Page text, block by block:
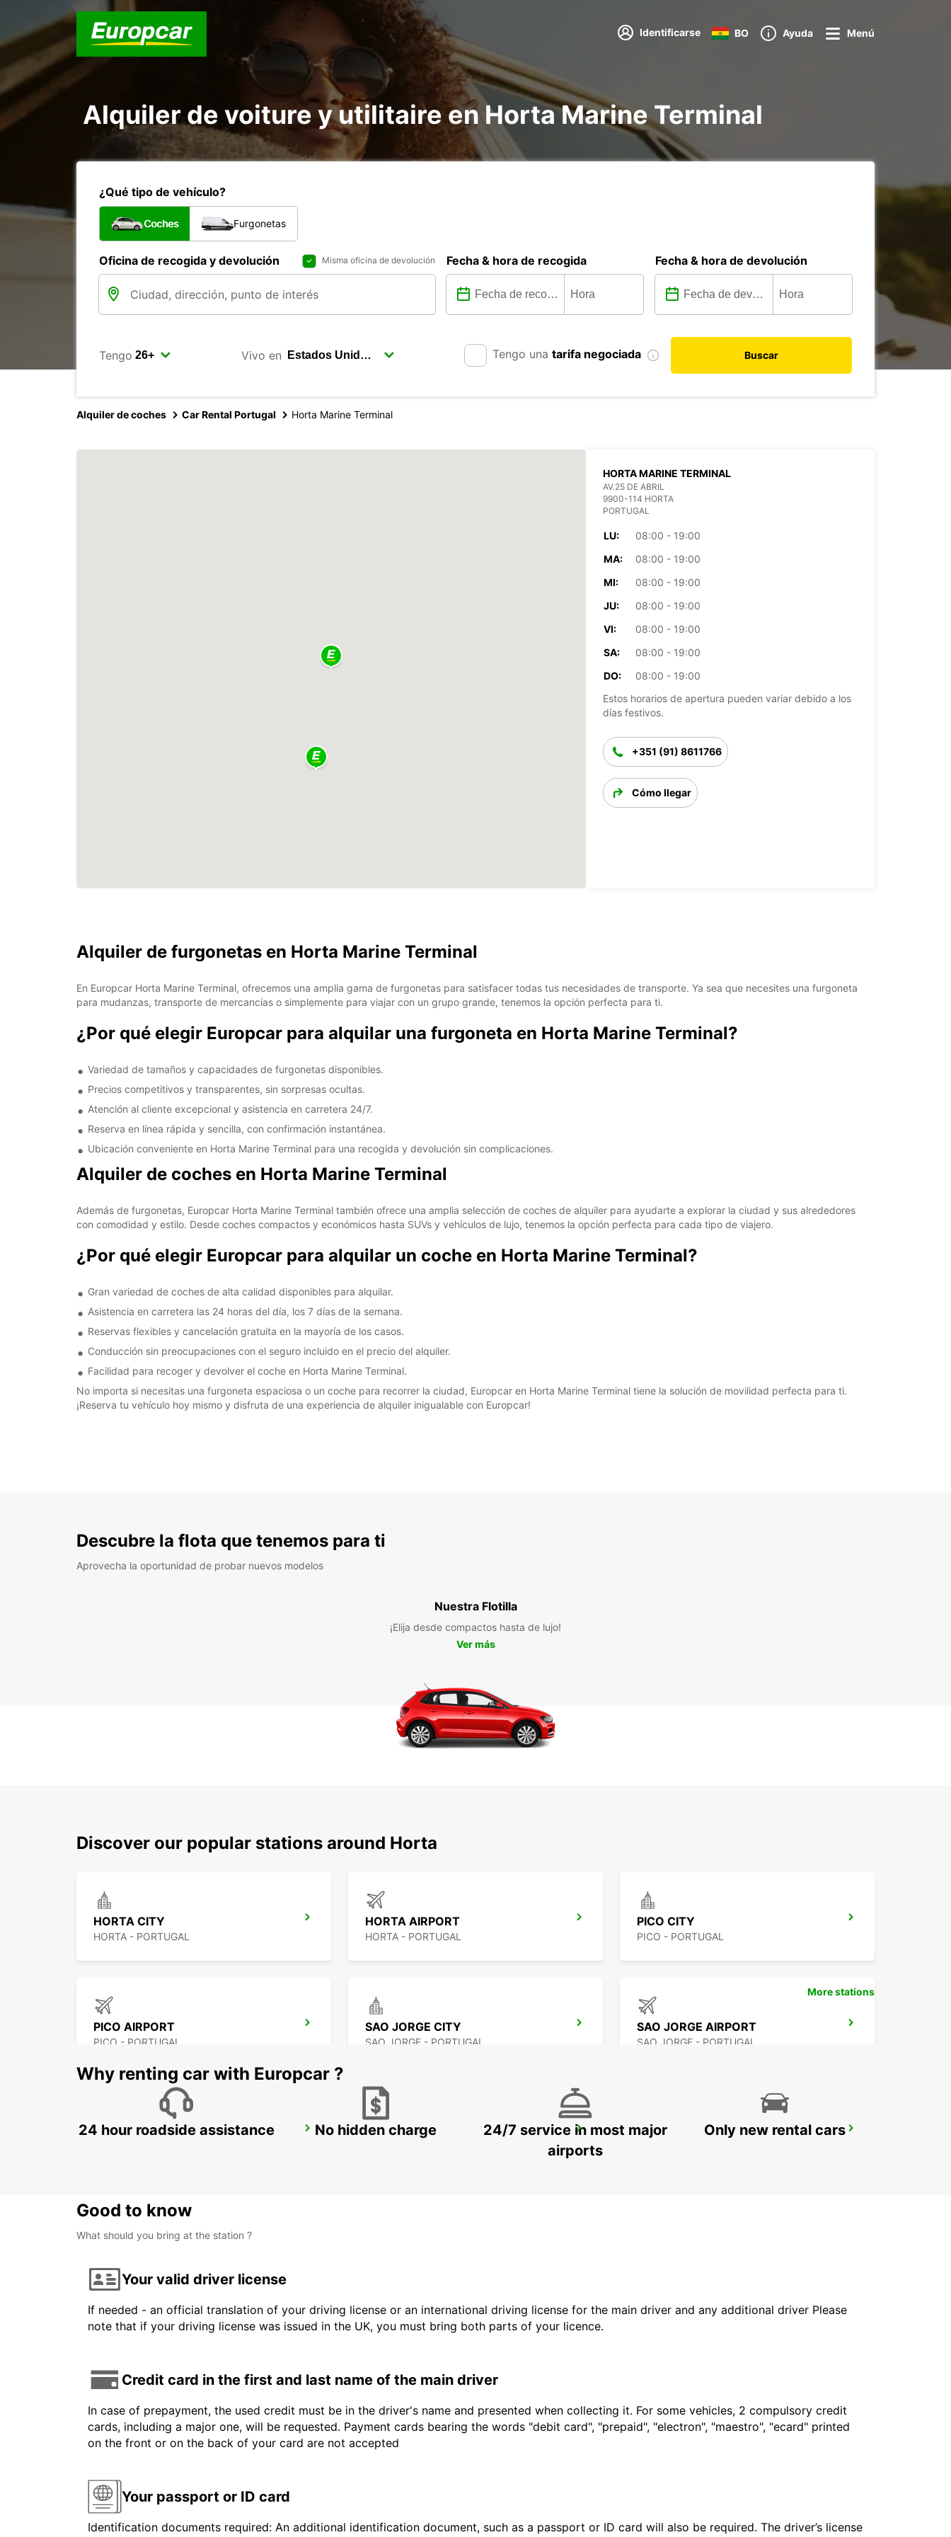
Identificarse BO Ayuda Menú
Alquiler de voiture y utilitaire en Horta Marine Terminal
¿Qué tipo de vehículo?
Coches Furgonetas
Oficina de recogida y devolución Misma oficina de devolución Fecha & hora de recogida Fecha & hora de devolución
Tengo Vivo en Tengo una tarifa negociada Buscar
Alquiler de coches Car Rental Portugal Horta Marine Terminal
HORTA MARINE TERMINAL
AV.25 DE ABRIL
9900-114 HORTA
PORTUGAL
LU:
08:00 - 19:00
MA:
08:00 - 19:00
MI:
08:00 - 19:00
JU:
08:00 - 19:00
VI:
08:00 - 19:00
SA:
08:00 - 19:00
DO:
08:00 - 19:00
Estos horarios de apertura pueden variar debido a los
días festivos.
+351 (91) 8611766
Cómo llegar
Alquiler de furgonetas en Horta Marine Terminal
En Europcar Horta Marine Terminal, ofrecemos una amplia gama de furgonetas para satisfacer todas tus necesidades de transporte. Ya sea que necesites una furgoneta
para mudanzas, transporte de mercancías o simplemente para viajar con un grupo grande, tenemos la opción perfecta para ti.
¿Por qué elegir Europcar para alquilar una furgoneta en Horta Marine Terminal?
Variedad de tamaños y capacidades de furgonetas disponibles.
Precios competitivos y transparentes, sin sorpresas ocultas.
Atención al cliente excepcional y asistencia en carretera 24/7.
Reserva en línea rápida y sencilla, con confirmación instantánea.
Ubicación conveniente en Horta Marine Terminal para una recogida y devolución sin complicaciones.
Alquiler de coches en Horta Marine Terminal
Además de furgonetas, Europcar Horta Marine Terminal también ofrece una amplia selección de coches de alquiler para ayudarte a explorar la ciudad y sus alrededores
con comodidad y estilo. Desde coches compactos y económicos hasta SUVs y vehículos de lujo, tenemos la opción perfecta para cada tipo de viajero.
¿Por qué elegir Europcar para alquilar un coche en Horta Marine Terminal?
Gran variedad de coches de alta calidad disponibles para alquilar.
Asistencia en carretera las 24 horas del día, los 7 días de la semana.
Reservas flexibles y cancelación gratuita en la mayoría de los casos.
Conducción sin preocupaciones con el seguro incluido en el precio del alquiler.
Facilidad para recoger y devolver el coche en Horta Marine Terminal.
No importa si necesitas una furgoneta espaciosa o un coche para recorrer la ciudad, Europcar en Horta Marine Terminal tiene la solución de movilidad perfecta para ti.
¡Reserva tu vehículo hoy mismo y disfruta de una experiencia de alquiler inigualable con Europcar!
Descubre la flota que tenemos para ti
Aprovecha la oportunidad de probar nuevos modelos
Nuestra Flotilla
¡Elija desde compactos hasta de lujo!
Ver más
Discover our popular stations around Horta
HORTA CITY
HORTA - PORTUGAL
HORTA AIRPORT
HORTA - PORTUGAL
PICO CITY
PICO - PORTUGAL
PICO AIRPORT
PICO - PORTUGAL
SAO JORGE CITY
SAO JORGE - PORTUGAL
SAO JORGE AIRPORT
SAO JORGE - PORTUGAL
ANGRA DO HEROISMO CITY ANGRA DO HEROISMO AIRPORT FLORES AIRPORT
More stations
Why renting car with Europcar ?
24 hour roadside assistance No hidden charge
24/7 service in most major
airports
Only new rental cars
Good to know
What should you bring at the station ?
Your valid driver license
If needed - an official translation of your driving license or an international driving license for the main driver and any additional driver Please
note that if your driving license was issued in the UK, you must bring both parts of your licence.
Credit card in the first and last name of the main driver
In case of prepayment, the used credit must be in the driver's name and presented when collecting it. For some vehicles, 2 compulsory credit
cards, including a major one, will be requested. Payment cards bearing the words "debit card", "prepaid", "electron", "maestro", "ecard" printed
on the front or on the back of your card are not accepted
Your passport or ID card
Identification documents required: An additional identification document, such as a passport or ID card will also be required. The driver’s license